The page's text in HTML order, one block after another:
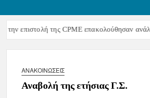
την επιστολή της CPME επακολούθησαν
ΑΝΑΚΟΙΝΏΣΕΙΣ
Αναβολή της ετήσιας Γ.Σ.